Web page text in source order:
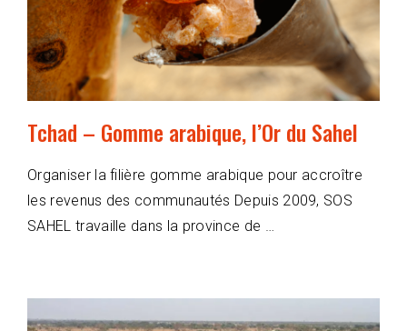
Tchad – Gomme arabique, l’Or du Sahel
Organiser la filière gomme arabique pour accroître
les revenus des communautés Depuis 2009, SOS
SAHEL travaille dans la province de …